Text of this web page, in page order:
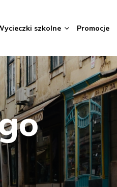
szkolne Promocje